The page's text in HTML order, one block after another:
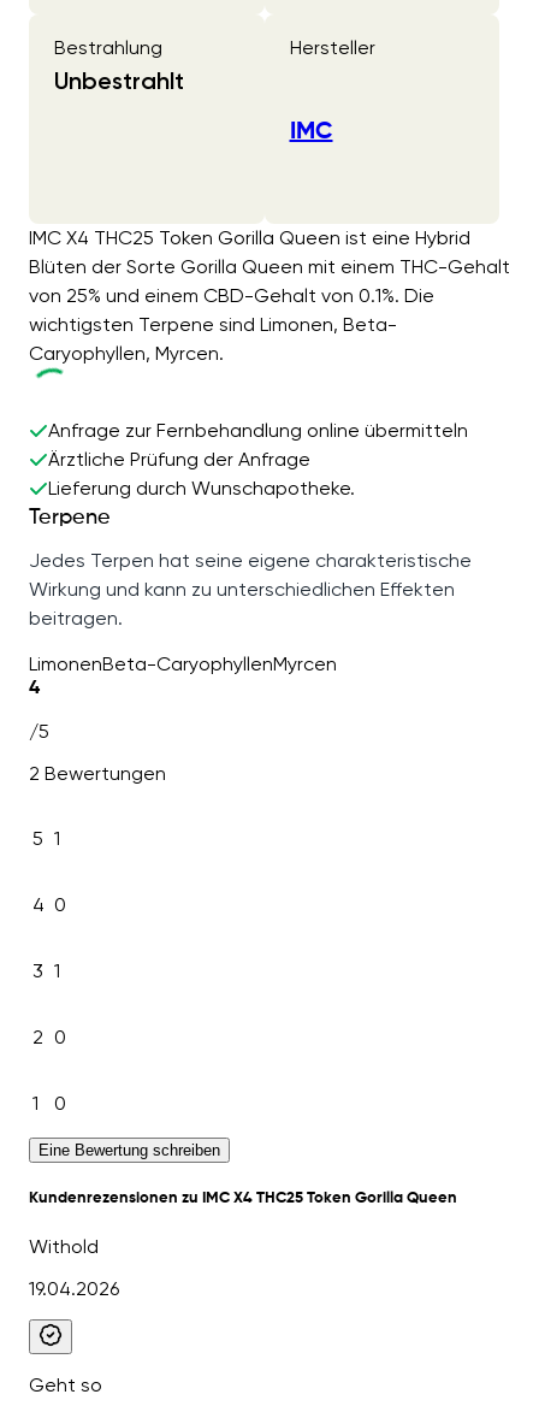
Bestrahlung
Unbestrahlt
Hersteller
IMC
IMC X4 THC25 Token Gorilla Queen ist eine Hybrid
Blüten der Sorte Gorilla Queen mit einem THC-Gehalt
von 25% und einem CBD-Gehalt von 0.1%. Die
wichtigsten Terpene sind Limonen, Beta-
Caryophyllen, Myrcen.
Anfrage zur Fernbehandlung online übermitteln
Ärztliche Prüfung der Anfrage
Lieferung durch Wunschapotheke.
Terpene
Jedes Terpen hat seine eigene charakteristische
Wirkung und kann zu unterschiedlichen Effekten
beitragen.
LimonenBeta-CaryophyllenMyrcen
4
/5
2 Bewertungen
5 1
4 0
3 1
2 0
1 0
Eine Bewertung schreiben
Kundenrezensionen zu IMC X4 THC25 Token Gorilla Queen
Withold
19.04.2026
Geht so